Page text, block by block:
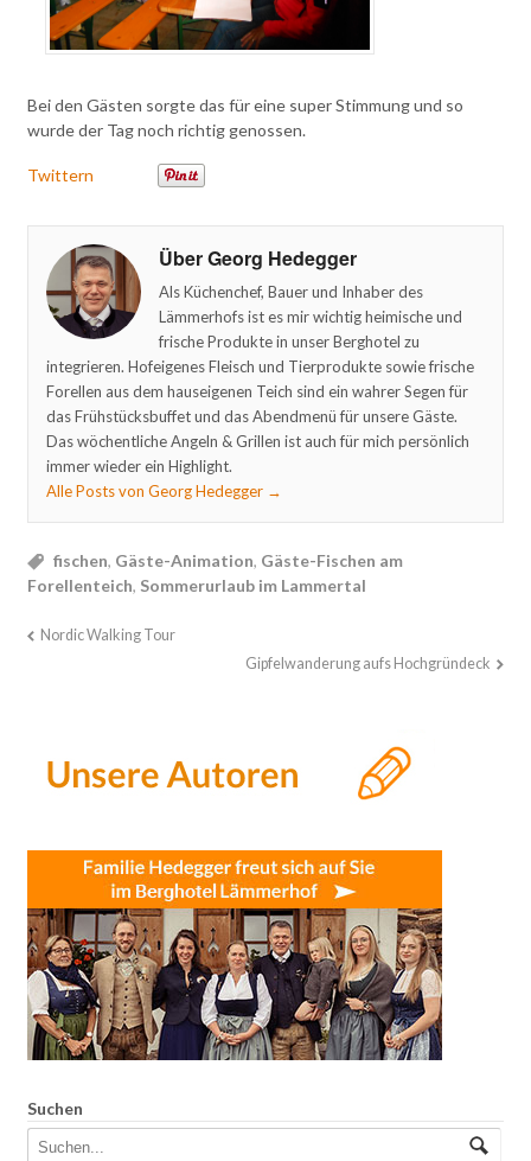
Bei den Gästen sorgte das für eine super Stimmung und so
wurde der Tag noch richtig genossen.
Twittern
Über Georg Hedegger
Als Küchenchef, Bauer und Inhaber des
Lämmerhofs ist es mir wichtig heimische und
frische Produkte in unser Berghotel zu
integrieren. Hofeigenes Fleisch und Tierprodukte sowie frische
Forellen aus dem hauseigenen Teich sind ein wahrer Segen für
das Frühstücksbuffet und das Abendmenü für unsere Gäste.
Das wöchentliche Angeln & Grillen ist auch für mich persönlich
immer wieder ein Highlight.
Alle Posts von Georg Hedegger →
fischen, Gäste-Animation, Gäste-Fischen am
Forellenteich, Sommerurlaub im Lammertal
Nordic Walking Tour
Gipfelwanderung aufs Hochgründeck
Suchen